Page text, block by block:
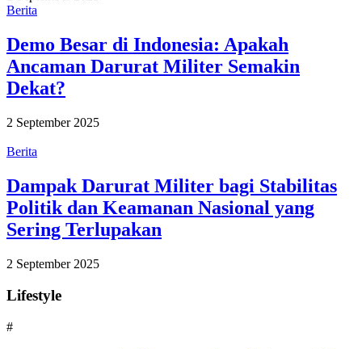
Berita
Demo Besar di Indonesia: Apakah
Ancaman Darurat Militer Semakin
Dekat?
2 September 2025
Berita
Dampak Darurat Militer bagi Stabilitas
Politik dan Keamanan Nasional yang
Sering Terlupakan
2 September 2025
Lifestyle
#